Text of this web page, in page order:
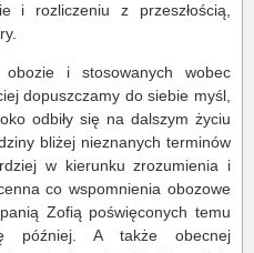
i rozliczeniu z przeszłością,
i stosowanych wobec
dopuszczamy do siebie myśl,
odbiły się na dalszym życiu
bliżej nieznanych terminów
w kierunku zrozumienia i
co wspomnienia obozowe
Zofią poświęconych temu
później. A także obecnej